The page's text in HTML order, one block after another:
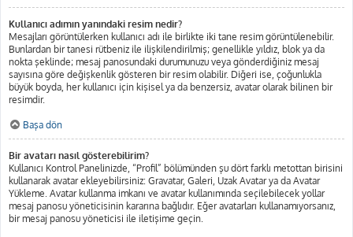
Kullanıcı adımın yanındaki resim nedir?
Mesajları görüntülerken kullanıcı adı ile birlikte iki tane resim görüntülenebilir.
Bunlardan bir tanesi rütbeniz ile ilişkilendirilmiş; genellikle yıldız, blok ya da
nokta şeklinde; mesaj panosundaki durumunuzu veya gönderdiğiniz mesaj
sayısına göre değişkenlik gösteren bir resim olabilir. Diğeri ise, çoğunlukla
büyük boyda, her kullanıcı için kişisel ya da benzersiz, avatar olarak bilinen bir
resimdir.
Başa dön
Bir avatarı nasıl gösterebilirim?
Kullanıcı Kontrol Panelinizde, “Profil” bölümünden şu dört farklı metottan birisini
kullanarak avatar ekleyebilirsiniz: Gravatar, Galeri, Uzak Avatar ya da Avatar
Yükleme. Avatar kullanma imkanı ve avatar kullanımında seçilebilecek yollar
mesaj panosu yöneticisinin kararına bağlıdır. Eğer avatarları kullanamıyorsanız,
bir mesaj panosu yöneticisi ile iletişime geçin.